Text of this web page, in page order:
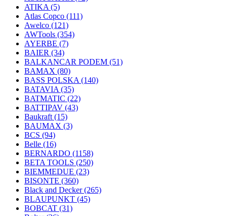
ATIKA (5)
Atlas Copco (111)
Awelco (121)
AWTools (354)
AYERBE (7)
BAIER (34)
BALKANCAR PODEM (51)
BAMAX (80)
BASS POLSKA (140)
BATAVIA (35)
BATMATIC (22)
BATTIPAV (43)
Baukraft (15)
BAUMAX (3)
BCS (94)
Belle (16)
BERNARDO (1158)
BETA TOOLS (250)
BIEMMEDUE (23)
BISONTE (360)
Black and Decker(265)
BLAUPUNKT (45)
BOBCAT (31)